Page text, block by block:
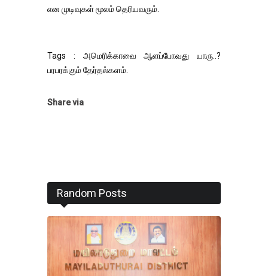
என முடிவுகள் மூலம் தெரியவரும்.
Tags : அமெரிக்காவை ஆளப்போவது யாரு..?
பரபரக்கும் தேர்தல்களம்.
Share via
Random Posts